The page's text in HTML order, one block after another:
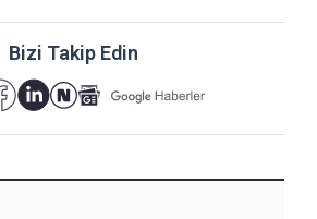
Bizi Takip Edin